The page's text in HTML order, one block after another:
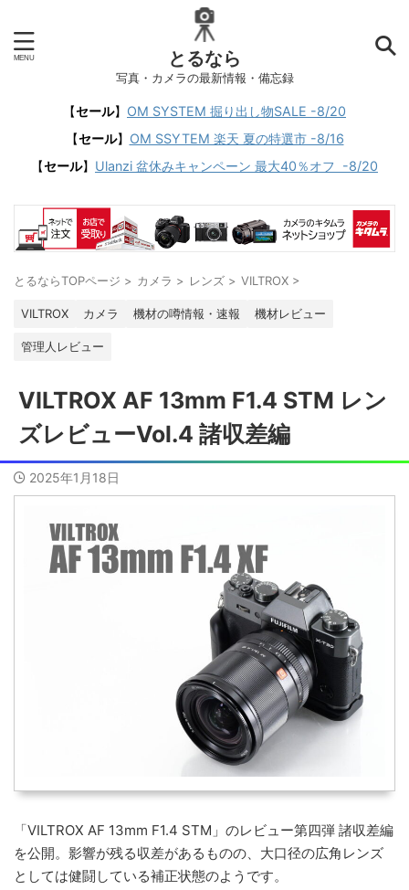
とるなら
写真・カメラの最新情報・備忘録
【セール】 OM SYSTEM 掘り出し物SALE -8/20
【セール】 OM SSYTEM 楽天 夏の特選市 -8/16
【セール】 Ulanzi 盆休みキャンペーン 最大40％オフ -8/20
とるならTOPページ > カメラ > レンズ > VILTROX >
VILTROX カメラ 機材の噂情報・速報 機材レビュー
管理人レビュー
VILTROX AF 13mm F1.4 STM レン
ズレビューVol.4 諸収差編
2025年1月18日
「VILTROX AF 13mm F1.4 STM」のレビュー第四弾 諸収差編
を公開。影響が残る収差があるものの、大口径の広角レンズ
としては健闘している補正状態のようです。